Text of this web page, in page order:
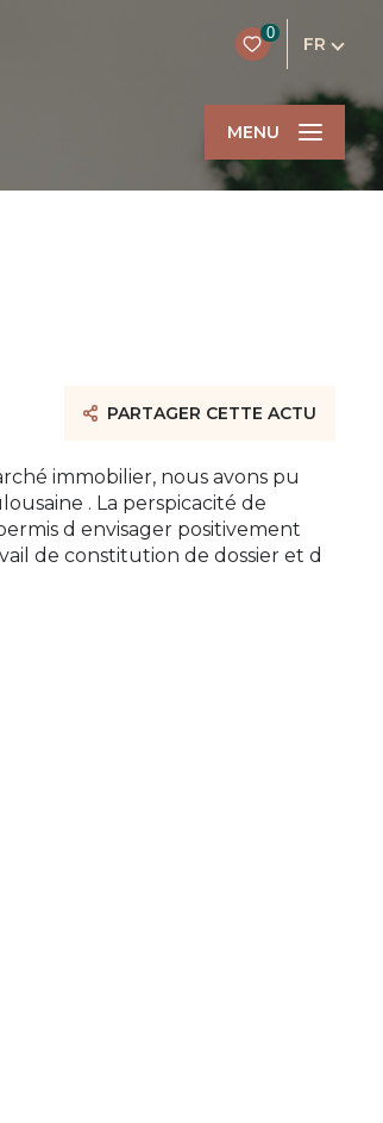
0
FR
MENU
PARTAGER CETTE ACTU
immobilier, nous avons pu
. La perspicacité de
d envisager positivement
de constitution de dossier et d